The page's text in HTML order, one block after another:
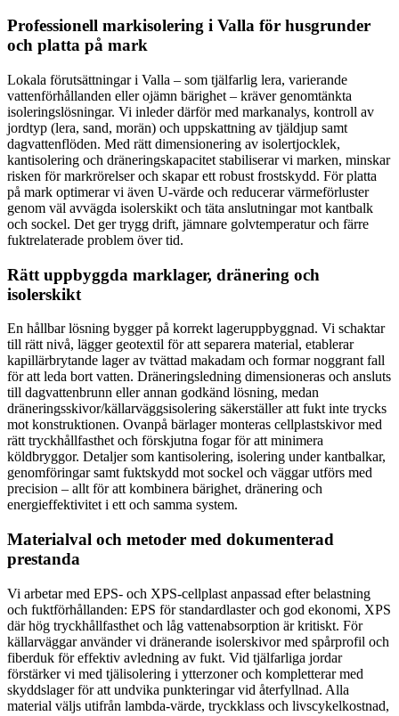
Professionell markisolering i Valla för husgrunder
och platta på mark
Lokala förutsättningar i Valla – som tjälfarlig lera, varierande
vattenförhållanden eller ojämn bärighet – kräver genomtänkta
isoleringslösningar. Vi inleder därför med markanalys, kontroll av
jordtyp (lera, sand, morän) och uppskattning av tjäldjup samt
dagvattenflöden. Med rätt dimensionering av isolertjocklek,
kantisolering och dräneringskapacitet stabiliserar vi marken, minskar
risken för markrörelser och skapar ett robust frostskydd. För platta
på mark optimerar vi även U-värde och reducerar värmeförluster
genom väl avvägda isolerskikt och täta anslutningar mot kantbalk
och sockel. Det ger trygg drift, jämnare golvtemperatur och färre
fuktrelaterade problem över tid.
Rätt uppbyggda marklager, dränering och
isolerskikt
En hållbar lösning bygger på korrekt lageruppbyggnad. Vi schaktar
till rätt nivå, lägger geotextil för att separera material, etablerar
kapillärbrytande lager av tvättad makadam och formar noggrant fall
för att leda bort vatten. Dräneringsledning dimensioneras och ansluts
till dagvattenbrunn eller annan godkänd lösning, medan
dräneringsskivor/källarväggsisolering säkerställer att fukt inte trycks
mot konstruktionen. Ovanpå bärlager monteras cellplastskivor med
rätt tryckhållfasthet och förskjutna fogar för att minimera
köldbryggor. Detaljer som kantisolering, isolering under kantbalkar,
genomföringar samt fuktskydd mot sockel och väggar utförs med
precision – allt för att kombinera bärighet, dränering och
energieffektivitet i ett och samma system.
Materialval och metoder med dokumenterad
prestanda
Vi arbetar med EPS- och XPS-cellplast anpassad efter belastning
och fuktförhållanden: EPS för standardlaster och god ekonomi, XPS
där hög tryckhållfasthet och låg vattenabsorption är kritiskt. För
källarväggar använder vi dränerande isolerskivor med spårprofil och
fiberduk för effektiv avledning av fukt. Vid tjälfarliga jordar
förstärker vi med tjälisolering i ytterzoner och kompletterar med
skyddslager för att undvika punkteringar vid återfyllnad. Alla
material väljs utifrån lambda-värde, tryckklass och livscykelkostnad,